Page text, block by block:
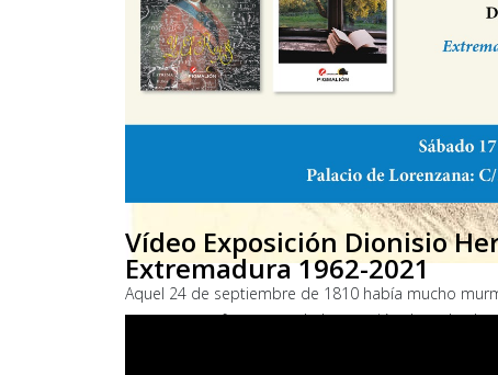
Aquel 24 de septiembre de 1810 había mucho
poco a poco fue captando la atención de todos
Separación de poderes, abolición de la
Vídeo Exposición Dionisio
Extremadura 1962-2021